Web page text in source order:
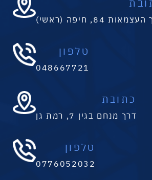
84, חיפה (ראשי)
טלפון
048667721
כתובת
דרך מנחם בגין 7, רמת גן
טלפון
0776052032